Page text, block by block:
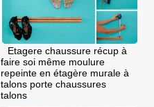
Etagere chaussure récup à
faire soi même moulure
repeinte en étagère murale à
talons porte chaussures
talons